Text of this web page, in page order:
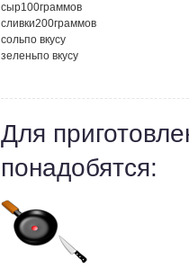
сыр100граммов
сливки200граммов
сольпо вкусу
зеленьпо вкусу
Для
понадобятся: